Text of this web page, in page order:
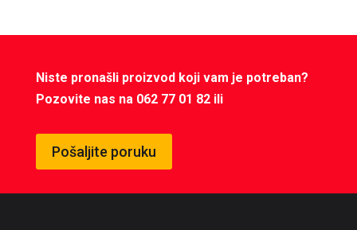
Niste pronašli proizvod koji vam je potreban?
Pozovite nas na 062 77 01 82 ili
Pošaljite poruku